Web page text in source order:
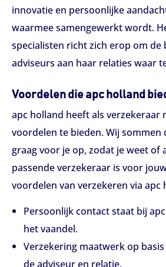
innovatie en persoonlijke
waarmee samengewerkt wordt.
specialisten richt zich erop om de
adviseurs aan haar relaties waar
Voordelen die apc holland
apc holland heeft als verzekeraar
voordelen te bieden. Wij sommen
graag voor je op, zodat je weet of
passende verzekeraar is voor
voordelen van verzekeren via apc
Persoonlijk contact staat bij
het vaandel.
Verzekering maatwerk op basis
de adviseur en relatie.